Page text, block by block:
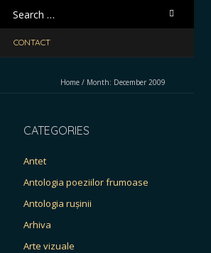
Search
for:
CONTACT
Home / Month: December 2009
CATEGORIES
Antet
Antologia poeziilor frumoase
Antologia rușinii
Arhiva
Arte vizuale